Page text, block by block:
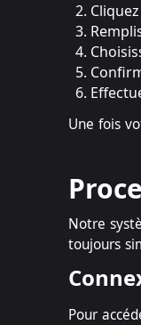
Une fois
Notre
toujours
Pour